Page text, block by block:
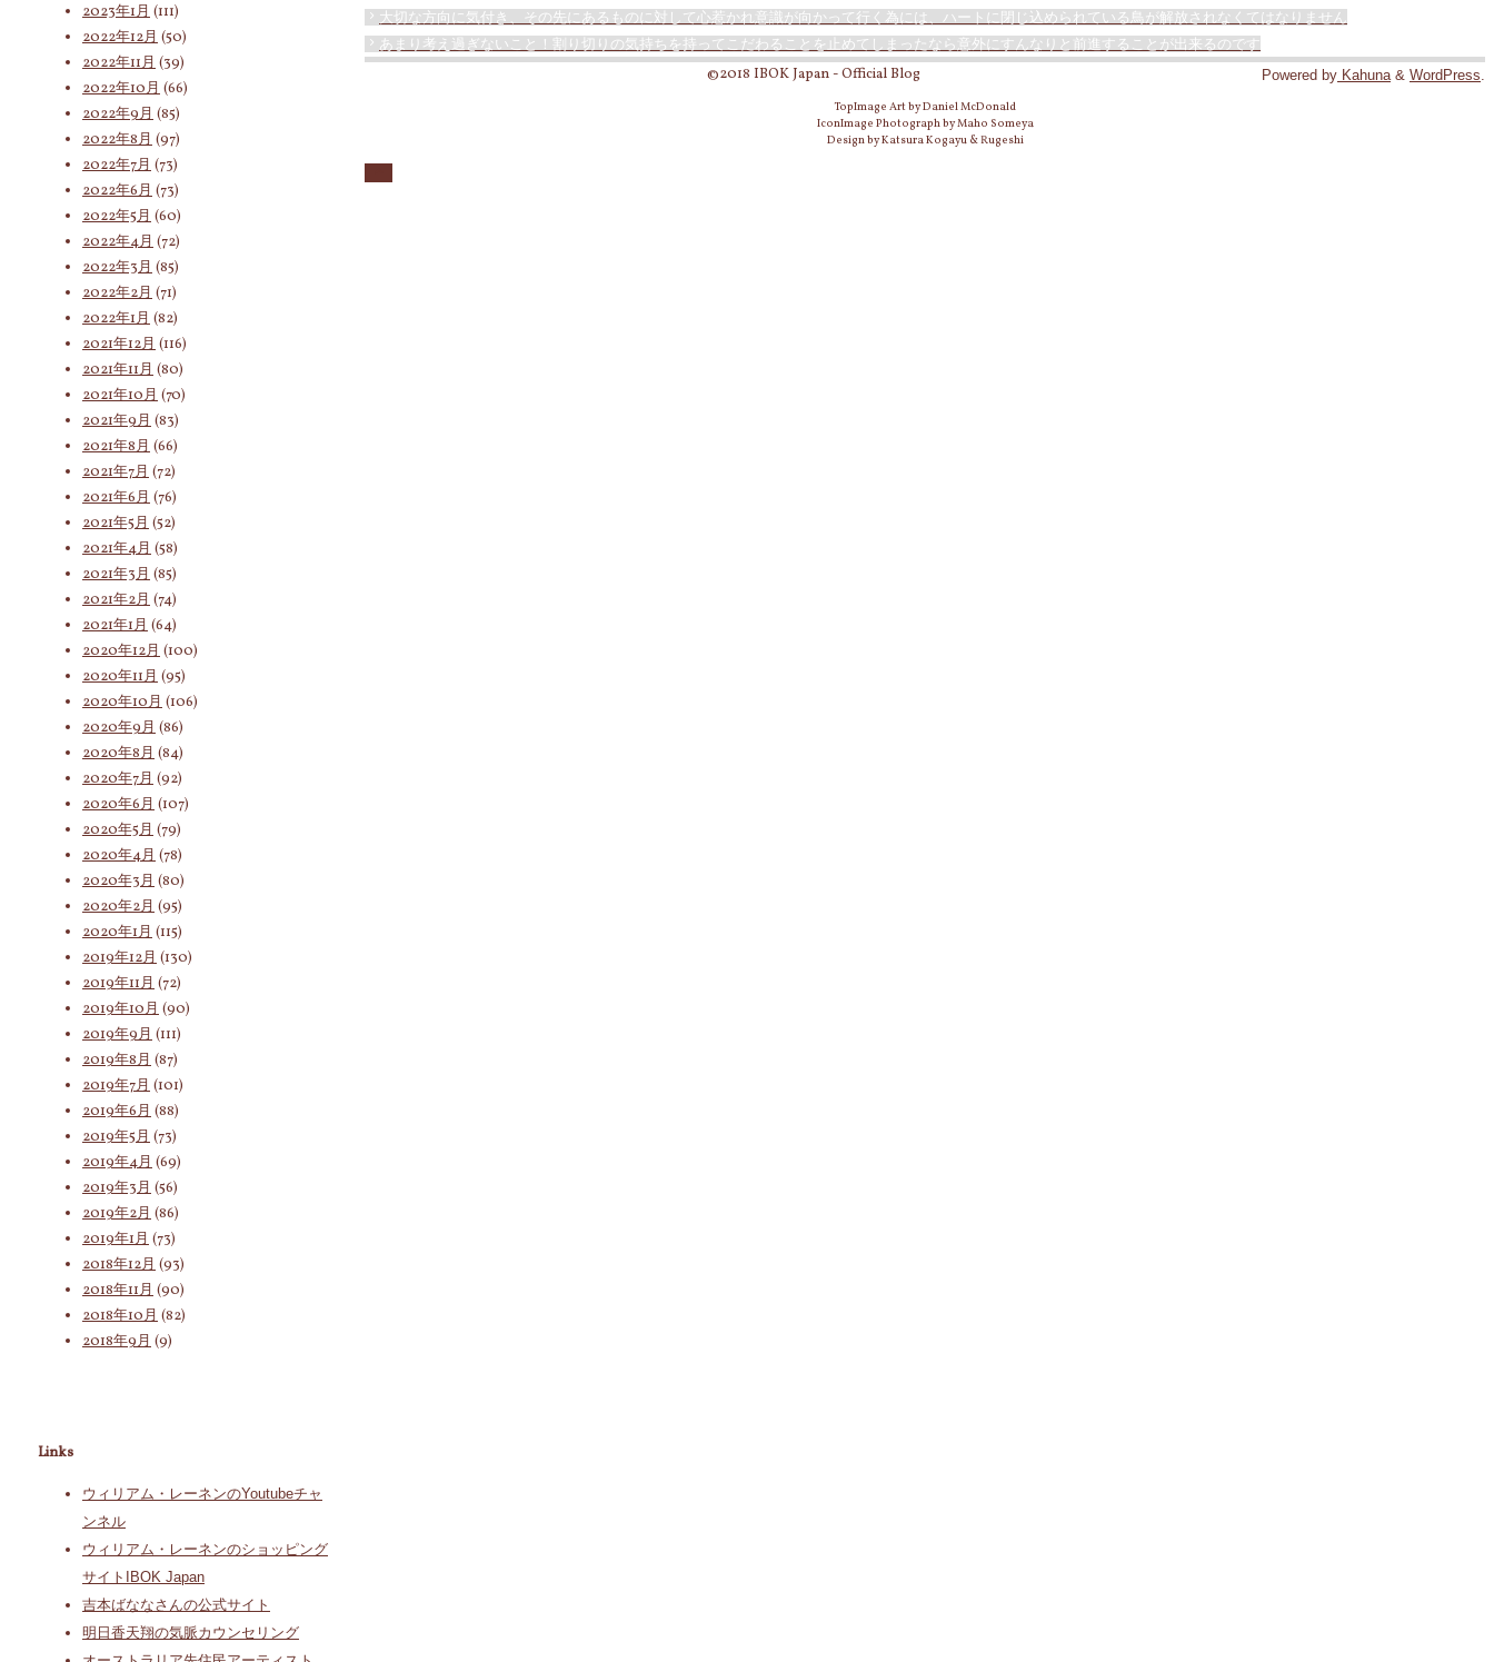
2023年1月 (111)
2022年12月 (50)
2022年11月 (39)
2022年10月 (66)
2022年9月 (85)
2022年8月 (97)
2022年7月 (73)
2022年6月 (73)
2022年5月 (60)
2022年4月 (72)
2022年3月 (85)
2022年2月 (71)
2022年1月 (82)
2021年12月 (116)
2021年11月 (80)
2021年10月 (70)
2021年9月 (83)
2021年8月 (66)
2021年7月 (72)
2021年6月 (76)
2021年5月 (52)
2021年4月 (58)
2021年3月 (85)
2021年2月 (74)
2021年1月 (64)
2020年12月 (100)
2020年11月 (95)
2020年10月 (106)
2020年9月 (86)
2020年8月 (84)
2020年7月 (92)
2020年6月 (107)
2020年5月 (79)
2020年4月 (78)
2020年3月 (80)
2020年2月 (95)
2020年1月 (115)
2019年12月 (130)
2019年11月 (72)
2019年10月 (90)
2019年9月 (111)
2019年8月 (87)
2019年7月 (101)
2019年6月 (88)
2019年5月 (73)
2019年4月 (69)
2019年3月 (56)
2019年2月 (86)
2019年1月 (73)
2018年12月 (93)
2018年11月 (90)
2018年10月 (82)
2018年9月 (9)
Links
ウィリアム・レーネンのYoutubeチャ
ンネル
ウィリアム・レーネンのショッピング
サイトIBOK Japan
吉本ばななさんの公式サイト
明日香天翔の気脈カウンセリング
大切な方向に気付き、その先にあるものに対して心惹かれ意識が向かって行く為には、ハートに閉じ込められている鳥が解放されなくてはなりません
あまり考え過ぎないこと！割り切りの気持ちを持ってこだわることを止めてしまったなら意外にすんなりと前進することが出来るのです
Powered by Kahuna & WordPress
©2018 IBOK Japan - Official Blog
TopImage Art by Daniel McDonald
IconImage Photograph by Maho Someya
Design by Katsura Kogayu & Rugeshi